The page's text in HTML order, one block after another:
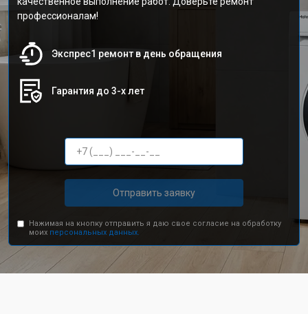
профессионалам!
Экспрес1 ремонт в день обращения
Гарантия до 3-х лет
Отправить заявку
Нажимая на кнопку отправить я даю свое согласие на обработку
моих персональных данных.